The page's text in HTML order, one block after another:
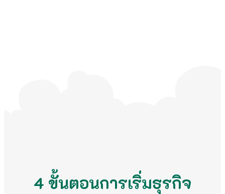
4 ขั้นตอนการเริ่มธุรกิจ